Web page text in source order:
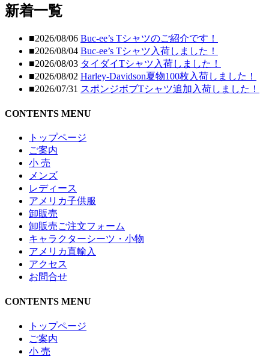
新着一覧
■2026/08/06 Buc-ee’s Tシャツのご紹介です！
■2026/08/04 Buc-ee’s Tシャツ入荷しました！
■2026/08/03 タイダイTシャツ入荷しました！
■2026/08/02 Harley-Davidson夏物100枚入荷しました！
■2026/07/31 スポンジボブTシャツ追加入荷しました！
CONTENTS MENU
トップページ
ご案内
小 売
メンズ
レディース
アメリカ子供服
卸販売
卸販売ご注文フォーム
キャラクターシーツ・小物
アメリカ直輸入
アクセス
お問合せ
CONTENTS MENU
トップページ
ご案内
小 売